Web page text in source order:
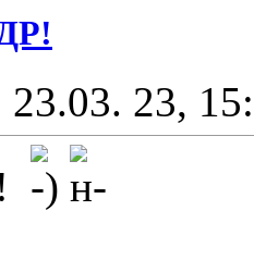
23.03. 23,